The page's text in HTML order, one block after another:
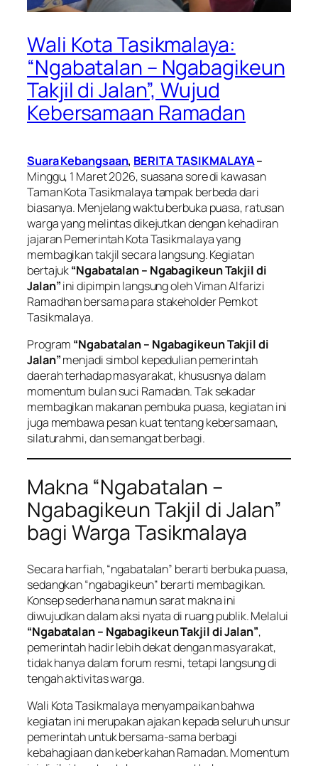
Wali Kota Tasikmalaya:
“Ngabatalan – Ngabagikeun
Takjil di Jalan”, Wujud
Kebersamaan Ramadan
Suara Kebangsaan, BERITA TASIKMALAYA–
Minggu, 1 Maret 2026, suasana sore di kawasan
Taman Kota Tasikmalaya tampak berbeda dari
biasanya. Menjelang waktu berbuka puasa, ratusan
warga yang melintas dikejutkan dengan kehadiran
jajaran Pemerintah Kota Tasikmalaya yang
membagikan takjil secara langsung. Kegiatan
bertajuk“Ngabatalan – Ngabagikeun Takjil di
Jalan”ini dipimpin langsung oleh Viman Alfarizi
Ramadhan bersama para stakeholder Pemkot
Tasikmalaya.
Program “Ngabatalan – Ngabagikeun Takjil di
Jalan”menjadi simbol kepedulian pemerintah
daerah terhadap masyarakat, khususnya dalam
momentum bulan suci Ramadan. Tak sekadar
membagikan makanan pembuka puasa, kegiatan ini
juga membawa pesan kuat tentang kebersamaan,
silaturahmi, dan semangat berbagi.
Makna “Ngabatalan –
Ngabagikeun Takjil di Jalan”
bagi Warga Tasikmalaya
Secara harfiah, “ngabatalan” berarti berbuka puasa,
sedangkan “ngabagikeun” berarti membagikan.
Konsep sederhana namun sarat makna ini
diwujudkan dalam aksi nyata di ruang publik. Melalui
“Ngabatalan – Ngabagikeun Takjil di Jalan”,
pemerintah hadir lebih dekat dengan masyarakat,
tidak hanya dalam forum resmi, tetapi langsung di
tengah aktivitas warga.
Wali Kota Tasikmalaya menyampaikan bahwa
kegiatan ini merupakan ajakan kepada seluruh unsur
pemerintah untuk bersama-sama berbagi
kebahagiaan dan keberkahan Ramadan. Momentum